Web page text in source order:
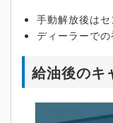
手動解放後は
ディーラーで
給油後のキ